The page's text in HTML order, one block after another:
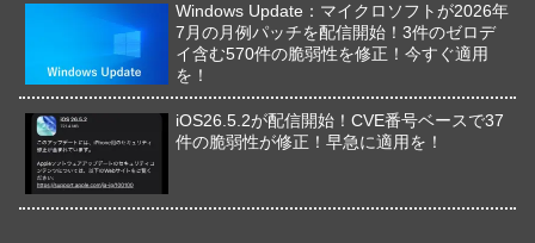
Windows Update：マイクロソフトが2026年
7月の月例パッチを配信開始！3件のゼロデ
イ含む570件の脆弱性を修正！今すぐ適用
を！
iOS26.5.2が配信開始！CVE番号ベースで37
件の脆弱性が修正！早急に適用を！